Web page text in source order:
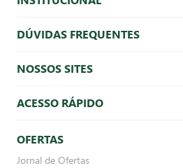
DÚVIDAS FREQUENTES
NOSSOS SITES
ACESSO RÁPIDO
OFERTAS
Jornal de Ofertas